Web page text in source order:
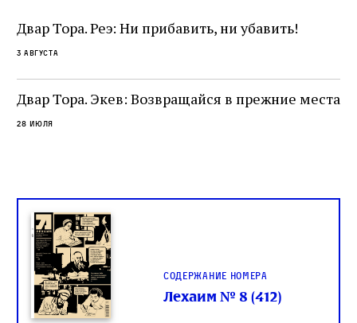
Двар Тора. Реэ: Ни прибавить, ни убавить!
3 августа
Двар Тора. Экев: Возвращайся в прежние места
28 июля
Содержание номера
Лехаим № 8 (412)